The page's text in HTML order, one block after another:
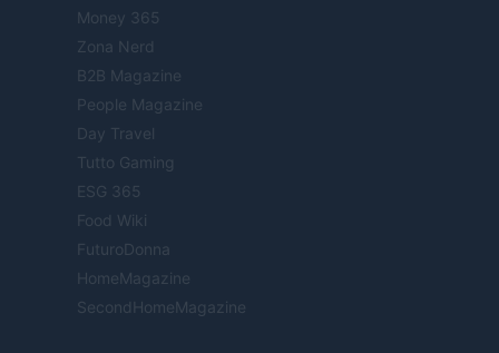
Money 365
Zona Nerd
B2B Magazine
People Magazine
Day Travel
Tutto Gaming
ESG 365
Food Wiki
FuturoDonna
HomeMagazine
SecondHomeMagazine